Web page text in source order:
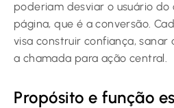
poderiam desviar o usuário
página, que é a conversão.
visa construir confiança, sanar
a chamada para ação central.
Propósito e função